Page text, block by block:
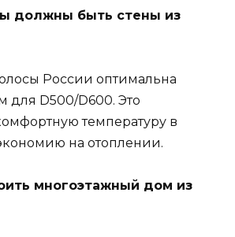
должны быть стены из
России оптимальна
для D500/D600. Это
температуру в
на отоплении.
многоэтажный дом из